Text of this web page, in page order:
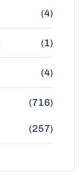
(4)
(1)
(4)
(716)
(257)